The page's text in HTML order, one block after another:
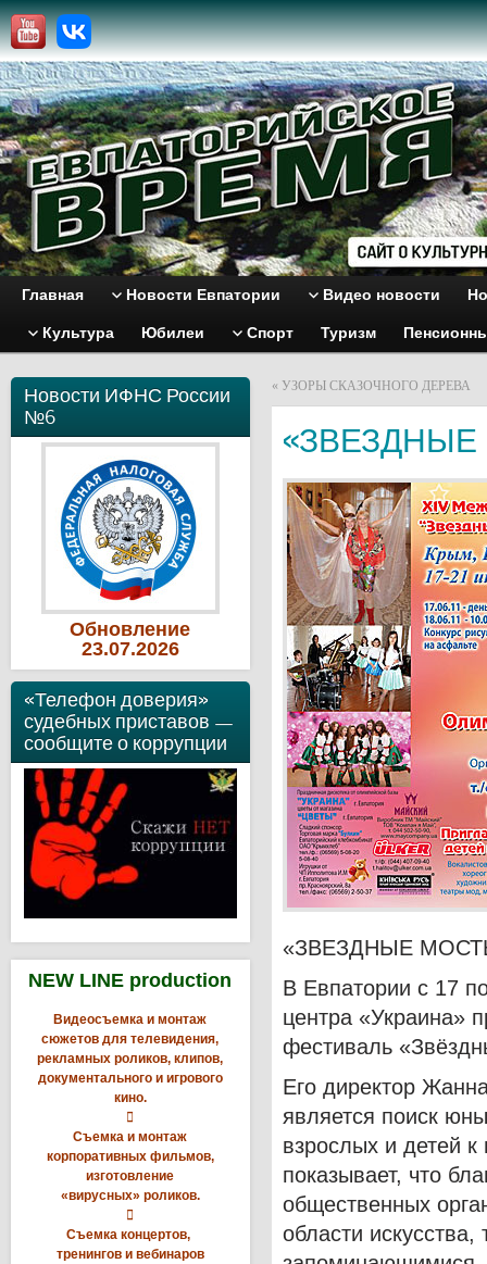
Главная Новости Евпатории Видео новости
Культура Юбилеи Спорт Туризм
Новости ИФНС России
№6
Обновление
23.07.2026
«Телефон доверия»
судебных приставов —
сообщите о коррупции
NEW LINE production
Видеосъемка и монтаж
сюжетов для телевидения,
рекламных роликов, клипов,
документального и игрового
кино.

Съемка и монтаж
корпоративных фильмов,
изготовление
«вирусных» роликов.

Съемка концертов,
тренингов и вебинаров
« УЗОРЫ СКАЗОЧНОГО ДЕРЕВА
«ЗВЕЗДНЫЕ
В Евпатории с 17
центра «Украина»
фестиваль
Его директор
является поиск
взрослых и детей
показывает, что
общественных
области